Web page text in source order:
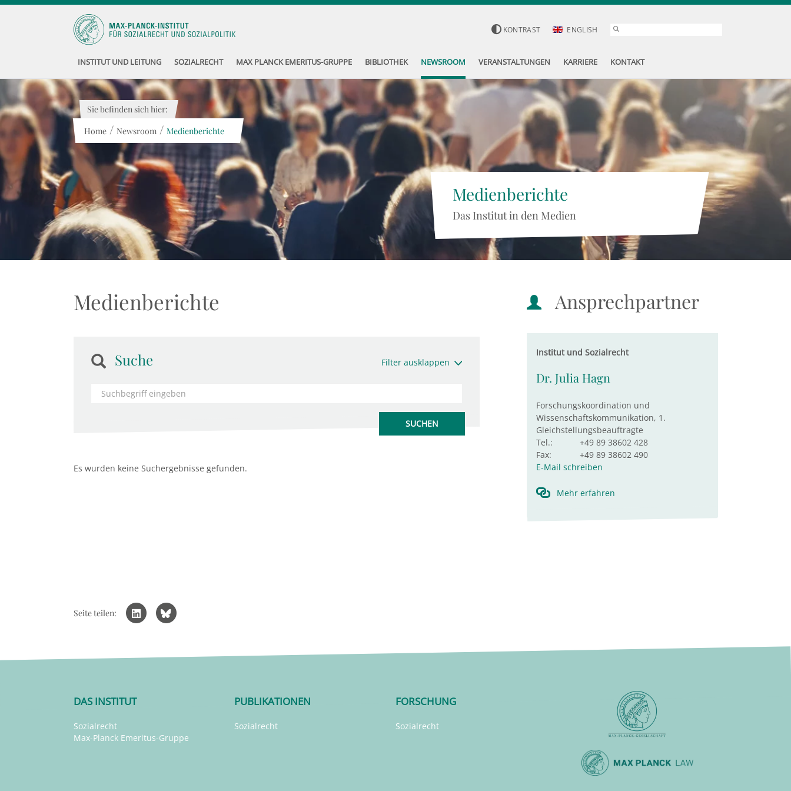
KONTRAST ENGLISH
INSTITUT UND LEITUNG SOZIALRECHT MAX PLANCK EMERITUS-GRUPPE BIBLIOTHEK NEWSROOM VERANSTALTUNGEN KARRIERE KONTAKT
Medienberichte
Das Institut in den Medien
Sie befinden sich hier:
Home / Newsroom / Medienberichte
Medienberichte
Suche Filter ausklappen
Es wurden keine Suchergebnisse gefunden.
Ansprechpartner
Institut und Sozialrecht
Dr. Julia Hagn
Forschungskoordination und
Wissenschaftskommunikation, 1.
Gleichstellungsbeauftragte
Tel.:
+49 89 38602 428
Fax:
+49 89 38602 490
E-Mail schreiben
Mehr erfahren
Seite teilen:
DAS INSTITUT
Sozialrecht
Max-Planck Emeritus-Gruppe
PUBLIKATIONEN
Sozialrecht
FORSCHUNG
Sozialrecht